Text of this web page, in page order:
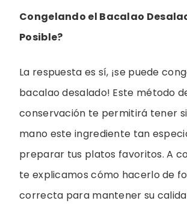
Congelando el Bacalao
Posible?
La respuesta es sí, ¡se puede
bacalao desalado! Este método
conservación te permitirá tener
mano este ingrediente tan
preparar tus platos favoritos. A
te explicamos cómo hacerlo de
correcta para mantener su